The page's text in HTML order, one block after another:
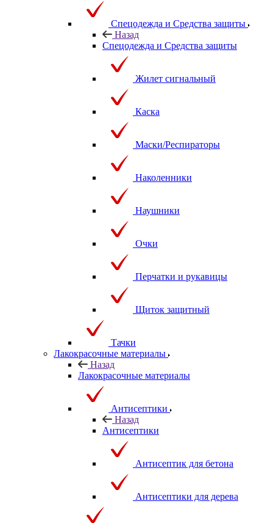
Спецодежда и Средства защиты
Назад
Спецодежда и Средства защиты
Жилет сигнальный
Каска
Маски/Респираторы
Наколенники
Наушники
Очки
Перчатки и рукавицы
Щиток защитный
Тачки
Лакокрасочные материалы
Назад
Лакокрасочные материалы
Антисептики
Назад
Антисептики
Антисептик для бетона
Антисептики для дерева